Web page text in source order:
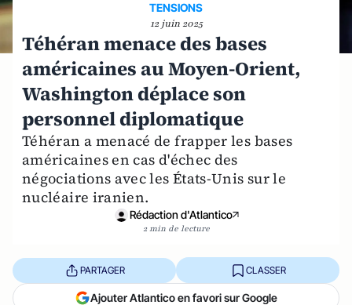
TENSIONS
12 juin 2025
Téhéran menace des bases
américaines au Moyen-Orient,
Washington déplace son
personnel diplomatique
Téhéran a menacé de frapper les bases
américaines en cas d'échec des
négociations avec les États-Unis sur le
nucléaire iranien.
Rédaction d'Atlantico
2 min de lecture
PARTAGER CLASSER
Ajouter Atlantico en favori sur Google